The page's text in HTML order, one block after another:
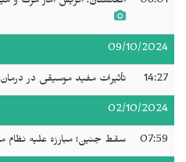
09/10/2024
14:27 تأثیرات مفید موسیقی در درمان
02/10/2024
07:59 سقط جنین؛ مبارزه علیه نظام